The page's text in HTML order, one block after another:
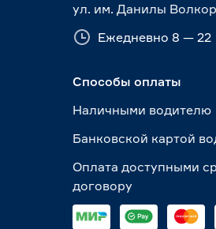
ул. им. Данилы
Ежедневно 8 — 22
Способы оплаты
Наличными водителю
Банковской картой
Оплата доступными
договору